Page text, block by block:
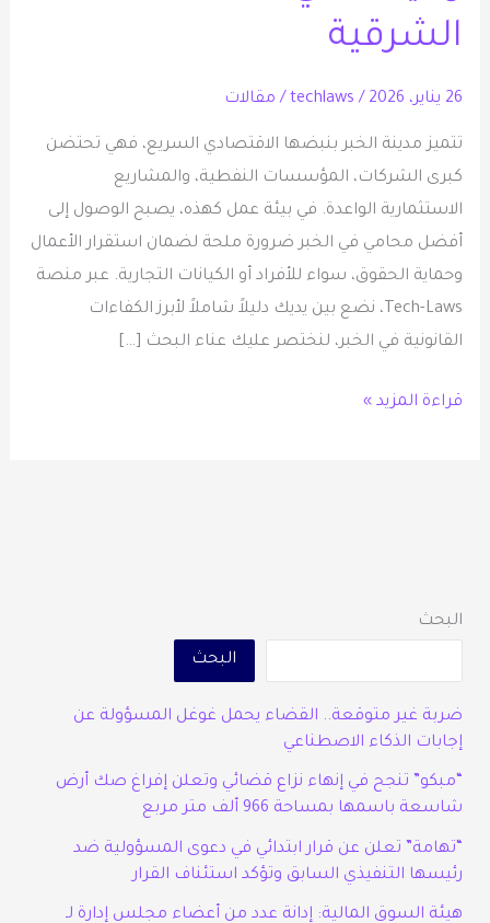
الشرقية
26 يناير، 2026 /
techlaws
/ مقالات
تتميز مدينة الخبر بنبضها الاقتصادي السريع، فهي تحتضن
كبرى الشركات، المؤسسات النفطية، والمشاريع
الاستثمارية الواعدة. في بيئة عمل كهذه، يصبح الوصول إلى
أفضل محامي في الخبر ضرورة ملحة لضمان استقرار الأعمال
وحماية الحقوق، سواء للأفراد أو الكيانات التجارية. عبر منصة
Tech-Laws، نضع بين يديك دليلاً شاملاً لأبرز الكفاءات
القانونية في الخبر، لنختصر عليك عناء البحث […]
قراءة المزيد »
البحث
البحث
ضربة غير متوقعة.. القضاء يحمل غوغل المسؤولة عن
إجابات الذكاء الاصطناعي
“مبكو” تنجح في إنهاء نزاع قضائي وتعلن إفراغ صك أرض
شاسعة باسمها بمساحة 966 ألف متر مربع
“تهامة” تعلن عن قرار ابتدائي في دعوى المسؤولية ضد
رئيسها التنفيذي السابق وتؤكد استئناف القرار
هيئة السوق المالية: إدانة عدد من أعضاء مجلس إدارة لـ